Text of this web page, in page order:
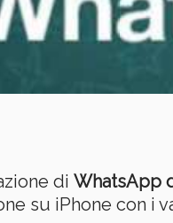
di WhatsApp
su iPhone con i